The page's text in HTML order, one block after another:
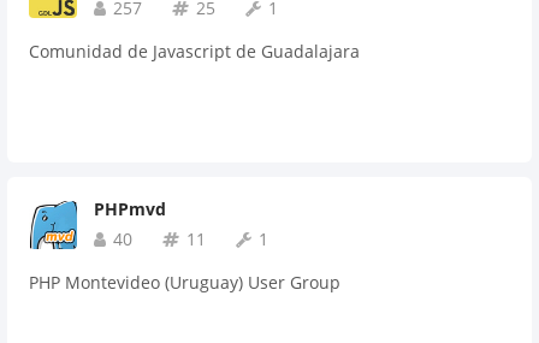
257
25
1
Comunidad de Javascript de Guadalajara
PHPmvd
40
11
1
PHP Montevideo (Uruguay) User Group